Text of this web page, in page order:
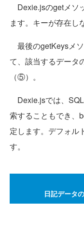
Dexie.jsのgetメソ
ます。キーが存在し
最後のgetKeysメ
て、該当するデータ
（⑤）。
Dexie.jsでは、
索することもでき、
定します。デフォル
す。
日記データ